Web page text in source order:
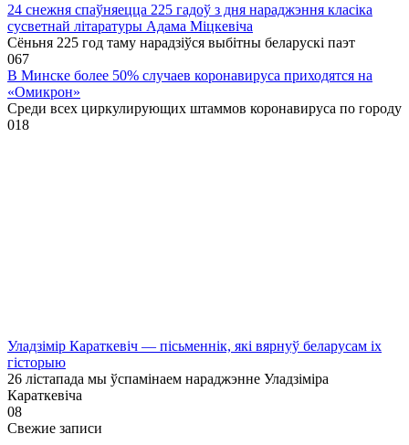
24 снежня спаўняецца 225 гадоў з дня нараджэння класіка
сусветнай літаратуры Адама Міцкевіча
Сёньня 225 год таму нарадзіўся выбітны беларускі паэт
067
В Минске более 50% случаев коронавируса приходятся на
«Омикрон»
Среди всех циркулирующих штаммов коронавируса по городу
018
Уладзімір Караткевіч — пісьменнік, які вярнуў беларусам іх
гісторыю
26 лістапада мы ўспамінаем нараджэнне Уладзіміра
Караткевіча
08
Свежие записи